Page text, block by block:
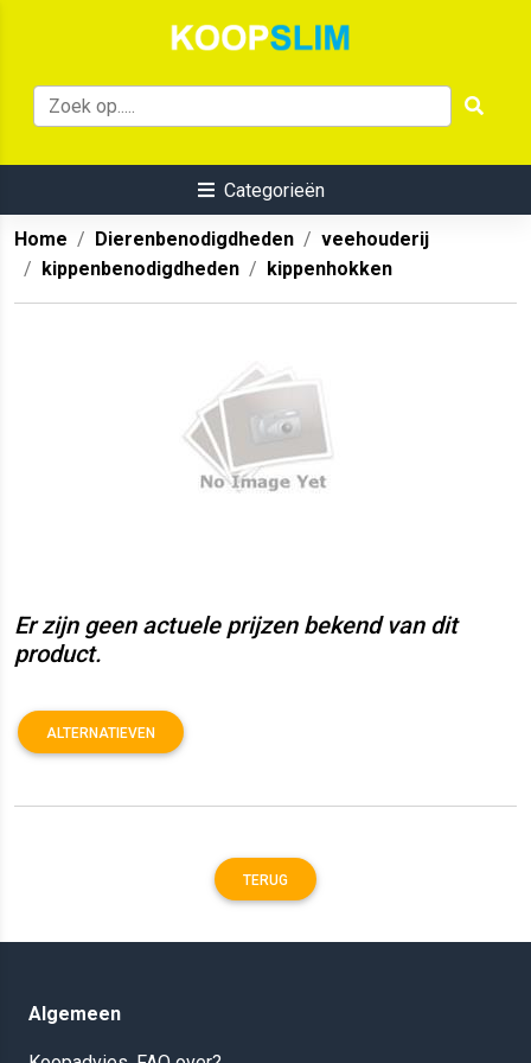
Categorieën
Home Dierenbenodigdheden
veehouderij
kippenbenodigdheden
kippenhokken
Er zijn geen actuele prijzen bekend van dit
product.
ALTERNATIEVEN
TERUG
Algemeen